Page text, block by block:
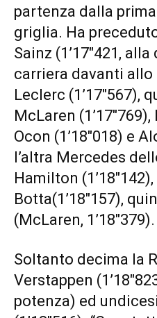
partenza dalla
griglia. Ha
Sainz (1’17″421,
carriera davanti
Leclerc (1’17″567),
McLaren
Ocon (1’18″018) e
l’altra Mercedes
Hamilton
Botta(1’18″157),
(McLaren, 1’18″379).
Soltanto decima la
Verstappen
potenza) ed